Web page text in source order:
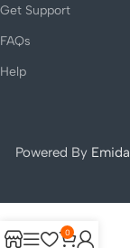
Get Support
FAQs
Help
Powered By Emida
0